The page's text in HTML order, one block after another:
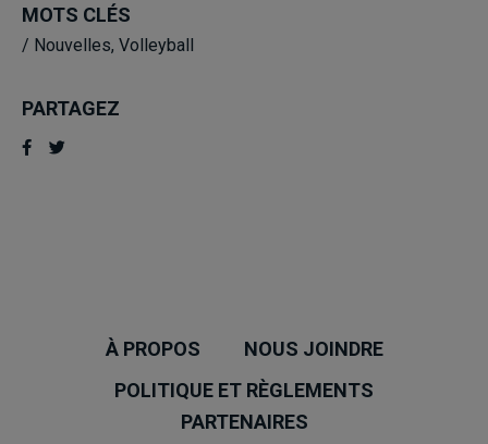
MOTS CLÉS
/ Nouvelles, Volleyball
PARTAGEZ
À PROPOS
NOUS JOINDRE
POLITIQUE ET RÈGLEMENTS
PARTENAIRES